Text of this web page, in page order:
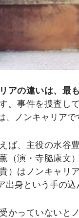
アの違いは、最
。事件を捜査し
ノンキャリアで
ば、主役の水谷
（演・寺脇康文
）はノンキャリ
出身という手の込
かっていないと